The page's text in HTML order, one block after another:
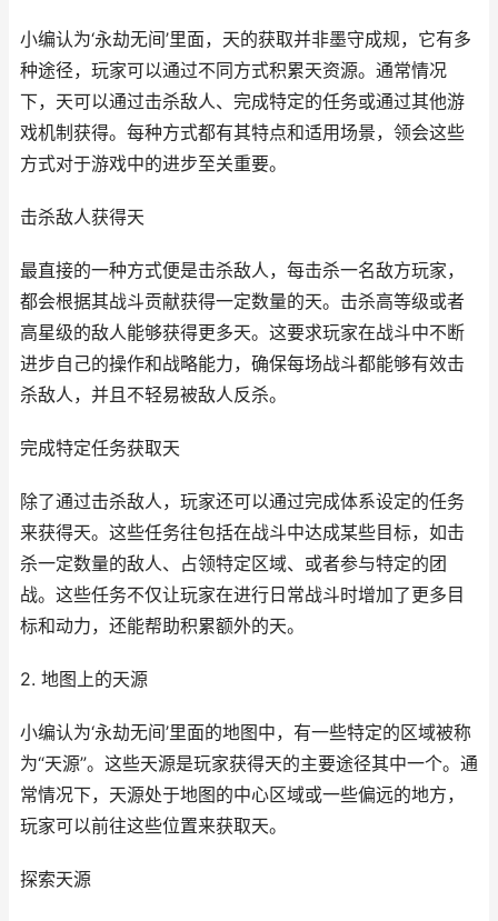
小编认为‘永劫无间’里面，天的获取并非墨守成规，它有多
种途径，玩家可以通过不同方式积累天资源。通常情况
下，天可以通过击杀敌人、完成特定的任务或通过其他游
戏机制获得。每种方式都有其特点和适用场景，领会这些
方式对于游戏中的进步至关重要。
击杀敌人获得天
最直接的一种方式便是击杀敌人，每击杀一名敌方玩家，
都会根据其战斗贡献获得一定数量的天。击杀高等级或者
高星级的敌人能够获得更多天。这要求玩家在战斗中不断
进步自己的操作和战略能力，确保每场战斗都能够有效击
杀敌人，并且不轻易被敌人反杀。
完成特定任务获取天
除了通过击杀敌人，玩家还可以通过完成体系设定的任务
来获得天。这些任务往包括在战斗中达成某些目标，如击
杀一定数量的敌人、占领特定区域、或者参与特定的团
战。这些任务不仅让玩家在进行日常战斗时增加了更多目
标和动力，还能帮助积累额外的天。
2. 地图上的天源
小编认为‘永劫无间’里面的地图中，有一些特定的区域被称
为“天源”。这些天源是玩家获得天的主要途径其中一个。通
常情况下，天源处于地图的中心区域或一些偏远的地方，
玩家可以前往这些位置来获取天。
探索天源